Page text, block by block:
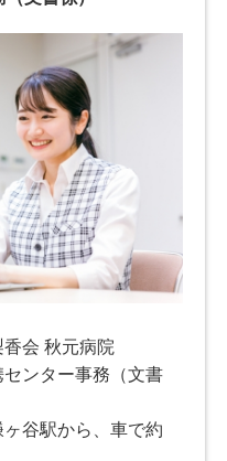
会 秋元病院
センター事務（文書
谷駅から、車で約